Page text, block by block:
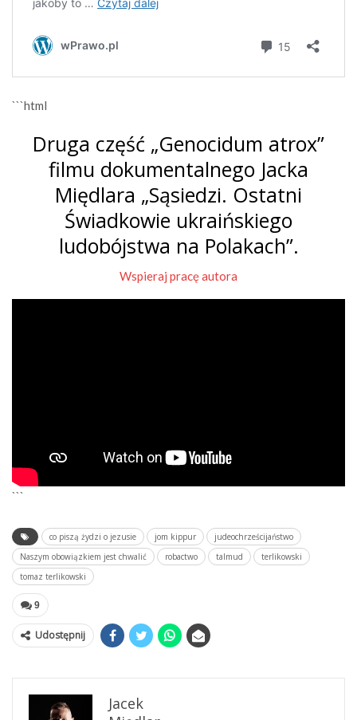
```html
Druga część „Genocidum atrox”
filmu dokumentalnego Jacka
Międlara „Sąsiedzi. Ostatni
Świadkowie ukraińskiego
ludobójstwa na Polakach”.
Wspieraj pracę autora
```
co piszą żydzi o jezusie jom kippur
judeochrześcijaństwo
Naszym obowiązkiem jest chwalić
robactwo talmud
terlikowski
tomaz terlikowski
9
Udostępnij
Jacek